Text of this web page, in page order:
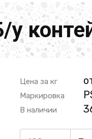
у
Цена за кг
Маркировка
В наличии